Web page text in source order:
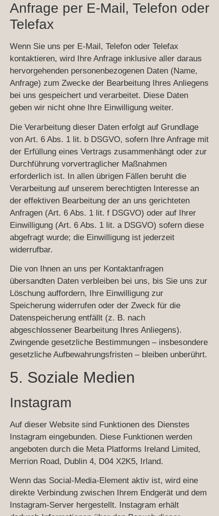
Anfrage per E-Mail, Telefon oder
Telefax
Wenn Sie uns per E-Mail, Telefon oder Telefax
kontaktieren, wird Ihre Anfrage inklusive aller daraus
hervorgehenden personenbezogenen Daten (Name,
Anfrage) zum Zwecke der Bearbeitung Ihres Anliegens
bei uns gespeichert und verarbeitet. Diese Daten
geben wir nicht ohne Ihre Einwilligung weiter.
Die Verarbeitung dieser Daten erfolgt auf Grundlage
von Art. 6 Abs. 1 lit. b DSGVO, sofern Ihre Anfrage mit
der Erfüllung eines Vertrags zusammenhängt oder zur
Durchführung vorvertraglicher Maßnahmen
erforderlich ist. In allen übrigen Fällen beruht die
Verarbeitung auf unserem berechtigten Interesse an
der effektiven Bearbeitung der an uns gerichteten
Anfragen (Art. 6 Abs. 1 lit. f DSGVO) oder auf Ihrer
Einwilligung (Art. 6 Abs. 1 lit. a DSGVO) sofern diese
abgefragt wurde; die Einwilligung ist jederzeit
widerrufbar.
Die von Ihnen an uns per Kontaktanfragen
übersandten Daten verbleiben bei uns, bis Sie uns zur
Löschung auffordern, Ihre Einwilligung zur
Speicherung widerrufen oder der Zweck für die
Datenspeicherung entfällt (z. B. nach
abgeschlossener Bearbeitung Ihres Anliegens).
Zwingende gesetzliche Bestimmungen – insbesondere
gesetzliche Aufbewahrungsfristen – bleiben unberührt.
5. Soziale Medien
Instagram
Auf dieser Website sind Funktionen des Dienstes
Instagram eingebunden. Diese Funktionen werden
angeboten durch die Meta Platforms Ireland Limited,
Merrion Road, Dublin 4, D04 X2K5, Irland.
Wenn das Social-Media-Element aktiv ist, wird eine
direkte Verbindung zwischen Ihrem Endgerät und dem
Instagram-Server hergestellt. Instagram erhält